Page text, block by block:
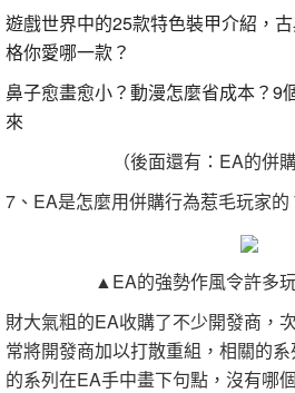
遊戲世界中的25款特色裝甲介紹，
格你愛哪一款？
鼻子愈畫愈小？動漫怎麼省成本？9
來
（後面還有：EA的併
7、EA是怎麼用併購行為惹毛玩家的
▲EA的強勢作風令許多
財大氣粗的EA收購了不少開發商，
常將開發商加以打散重組，相關的
的系列在EA手中畫下句點，沒有哪